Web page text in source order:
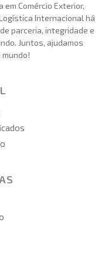
Comércio Exterior,
Internacional há
parceria, integridade e
Juntos, ajudamos